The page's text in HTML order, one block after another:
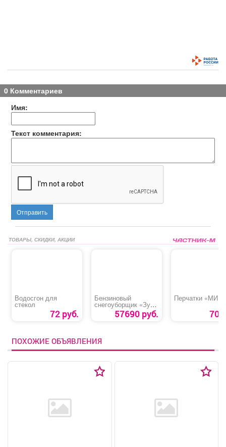
0 Комментариев
Имя:
Текст комментария:
Отправить
ТОВАРЫ, СКИДКИ, АКЦИИ
Водосгон для
стекол
72 руб.
Бензиновый
снегоуборщик «Зубр
СМБ-7-66»57690 руб.
Перчатки «МИГ»
70
ПОХОЖИЕ ОБЪЯВЛЕНИЯ